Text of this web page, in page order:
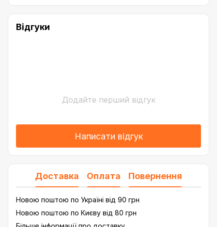
Відгуки
Додайте перший відгук
Написати відгук
Доставка Оплата Повернення
Новою поштою по Україні від 90 грн
Новою поштою по Києву від 80 грн